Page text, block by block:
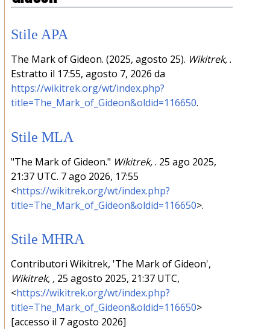
Stile APA
The Mark of Gideon. (2025, agosto 25). Wikitrek,.
Estratto il 17:55, agosto 7, 2026 da
https://wikitrek.org/wt/index.php?
title=The_Mark_of_Gideon&oldid=116650.
Stile MLA
"The Mark of Gideon." Wikitrek,. 25 ago 2025,
21:37 UTC. 7 ago 2026, 17:55
<https://wikitrek.org/wt/index.php?
title=The_Mark_of_Gideon&oldid=116650>.
Stile MHRA
Contributori Wikitrek, 'The Mark of Gideon',
Wikitrek, ,25 agosto 2025, 21:37 UTC,
<https://wikitrek.org/wt/index.php?
title=The_Mark_of_Gideon&oldid=116650>
[accesso il 7 agosto 2026]